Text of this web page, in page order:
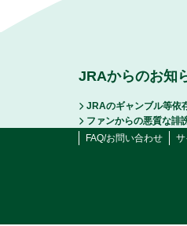
JRAからのお知
JRAのギャンブル等依
ファンからの悪質な誹
FAQ/お問い合わせ